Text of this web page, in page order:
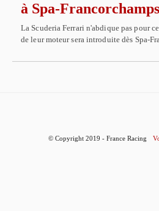
à Spa-Francorchamps
La Scuderia Ferrari n'abdique pas pour
de leur moteur sera introduite dès Spa-
© Copyright 2019 - France Racing